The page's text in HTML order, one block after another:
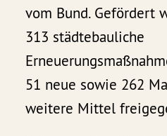
vom Bund. Gefördert
313 städtebauliche
51 neue sowie 262
weitere Mittel